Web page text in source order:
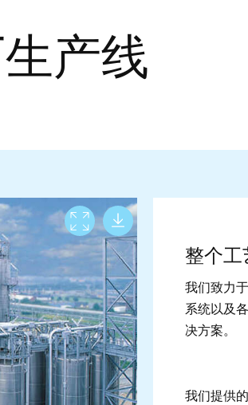
产线
View full screen
整个工
我们致力
系统以及
决方案。
我们提供